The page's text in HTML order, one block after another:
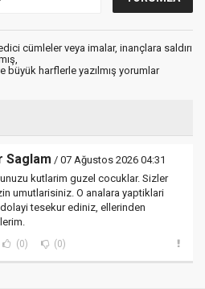
cümleler veya imalar, inançlara saldırı
büyük harflerle yazılmış yorumlar
Saglam / 07 Ağustos 2026 04:31
kutlarim guzel cocuklar. Sizler
umutlarisiniz. O analara yaptiklari
tesekur ediniz, ellerinden
(0) (0)